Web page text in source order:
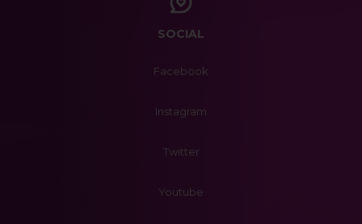
SOCIAL
Facebook
Instagram
Twitter
Youtube